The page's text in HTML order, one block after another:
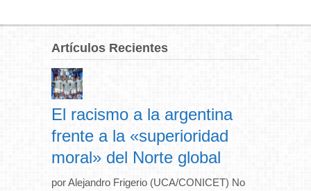
Artículos Recientes
El racismo a la argentina
frente a la «superioridad
moral» del Norte global
por Alejandro Frigerio (UCA/CONICET) No